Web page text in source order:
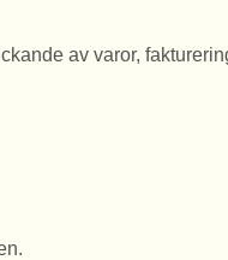
av varor,